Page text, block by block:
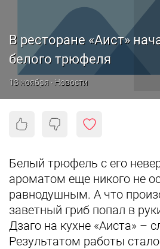
В ресторане «Аист»
белого трюфеля
13 ноября · Новости
Белый трюфель с его
ароматом еще никого не
равнодушным. А что
заветный гриб попал в
Дзаго на кухне «Аиста» –
Результатом работы